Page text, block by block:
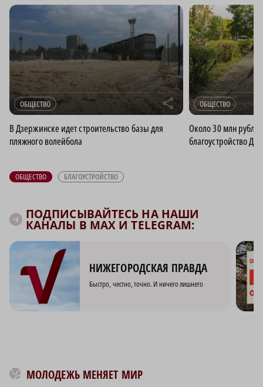
ОБЩЕСТВО r
В Дзержинске идет строительство базы для
пляжного волейбола
ОБЩЕСТВО
Около 30 млн
благоустройство
ОБЩЕСТВО БЛАГОУСТРОЙСТВО
ПОДПИСЫВАЙТЕСЬ НА НАШИ
КАНАЛЫ В MAX И TELEGRAM:
НИЖЕГОРОДСКАЯ ПРАВДА
Быстро, честно, точно. И ничего лишнего
МОЛОДЕЖЬ МЕНЯЕТ МИР